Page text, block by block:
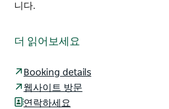
니다.
렌터카 서비스를 제공하여 뉴사우스
도 안성맞춤입니다.
헌터 밸리 와인 산지는 차로 한 시간
더 읽어보세요
Booking details
웹사이트 방문
연락하세요